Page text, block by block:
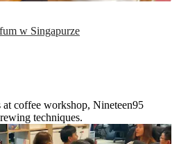
w Singapurze
coffee workshop, Nineteen95
techniques.